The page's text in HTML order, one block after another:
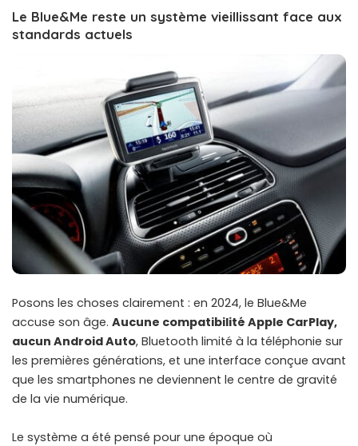
Le Blue&Me reste un système vieillissant face aux
standards actuels
Posons les choses clairement : en 2024, le Blue&Me
accuse son âge. Aucune compatibilité Apple CarPlay,
aucun Android Auto, Bluetooth limité à la téléphonie sur
les premières générations, et une interface conçue avant
que les smartphones ne deviennent le centre de gravité
de la vie numérique.
Le système a été pensé pour une époque où